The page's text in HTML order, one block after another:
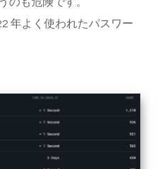
年よく使われたパスワー